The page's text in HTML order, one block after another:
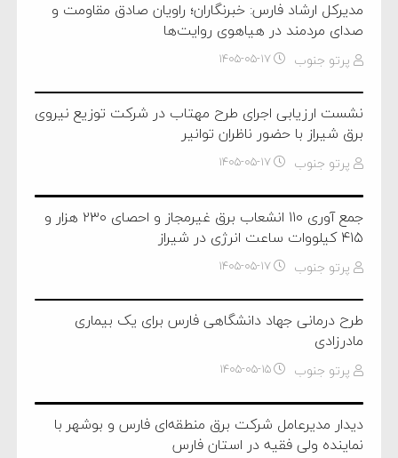
مدیرکل ارشاد فارس: خبرنگاران؛ راویان صادق مقاومت و
صدای مردمند در هیاهوی روایت‌ها
پرتو جنوب ۱۴۰۵-۰۵-۱۷
نشست ارزیابی اجرای طرح مهتاب در شرکت توزیع نیروی
برق شیراز با حضور ناظران توانیر
پرتو جنوب ۱۴۰۵-۰۵-۱۷
جمع آوری ۱۱۰ انشعاب برق غیرمجاز و احصای ۲۳۰ هزار و
۴۱۵ کیلووات ساعت انرژی در شیراز
پرتو جنوب ۱۴۰۵-۰۵-۱۷
طرح درمانی جهاد دانشگاهی فارس برای یک بیماری
مادرزادی
پرتو جنوب ۱۴۰۵-۰۵-۱۵
دیدار مدیرعامل شرکت برق منطقه‌ای فارس و بوشهر با
نماینده ولی فقیه در استان فارس